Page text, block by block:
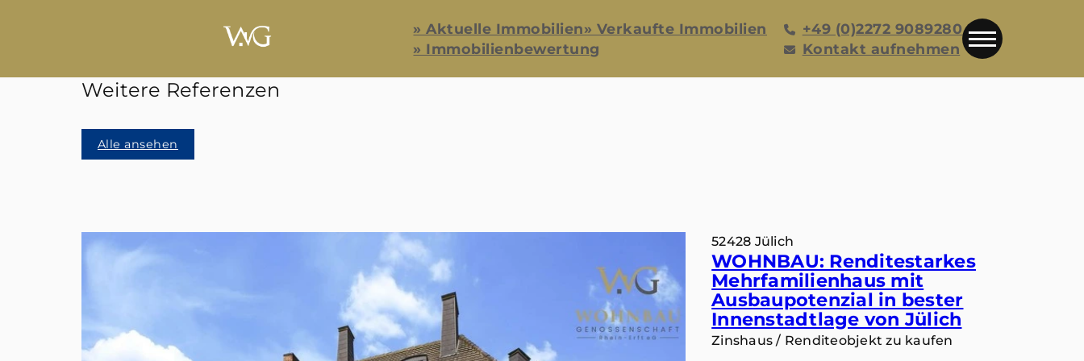
» Aktuelle Immobilien» Verkaufte Immobilien
» Immobilienbewertung
+49 (0)2272 9089280
Kontakt aufnehmen
Weitere Referenzen
Alle ansehen
52428 Jülich
WOHNBAU: Renditestarkes
Mehrfamilienhaus mit
Ausbaupotenzial in bester
Innenstadtlage von Jülich
Zinshaus / Renditeobjekt zu kaufen